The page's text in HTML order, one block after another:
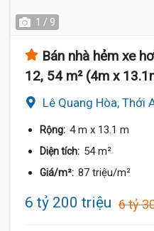
1 / 9
Bán nhà hẻm xe
12, 54 m² (4m x
Lê Quang Hòa, Thới
Rộng: 4 m x 13.1 m
Diện tích: 54 m²
Giá/m²: 87 triệu/m²
6 tỷ 200 triệu 6 tỷ